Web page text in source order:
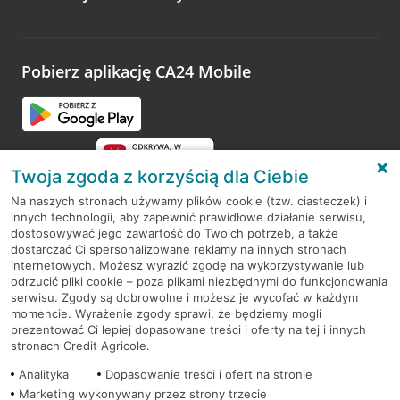
opinie.
Pobierz aplikację CA24 Mobile
RODO
Regulamin serwisu
Mapa serwisu
PolitykaCookies
Twoja zgoda z korzyścią dla Ciebie
Na naszych stronach używamy plików cookie (tzw. ciasteczek) i
innych technologii, aby zapewnić prawidłowe działanie serwisu,
dostosowywać jego zawartość do Twoich potrzeb, a także
dostarczać Ci spersonalizowane reklamy na innych stronach
internetowych. Możesz wyrazić zgodę na wykorzystywanie lub
odrzucić pliki cookie – poza plikami niezbędnymi do funkcjonowania
serwisu. Zgody są dobrowolne i możesz je wycofać w każdym
momencie. Wyrażenie zgody sprawi, że będziemy mogli
prezentować Ci lepiej dopasowane treści i oferty na tej i innych
stronach Credit Agricole.
Analityka
Dopasowanie treści i ofert na stronie
Marketing wykonywany przez strony trzecie